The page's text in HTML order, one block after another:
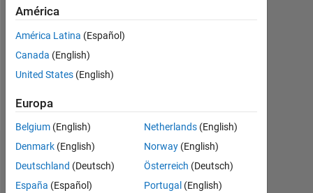
0
Follow
Languages:
English
Panel de control
Estadística
América
América Latina (Español)
Canada (English)
United States (English)
Europa
Belgium (English)
Denmark (English)
Deutschland (Deutsch)
España (Español)
Netherlands(English)
Norway(English)
Österreich (Deutsch)
Portugal (English)